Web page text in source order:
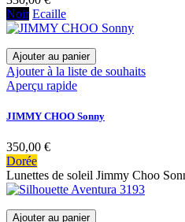
Noir Ecaille
Ajouter au panier
Ajouter à la liste de souhaits
Aperçu rapide
JIMMY CHOO Sonny
350,00 €
Dorée
Lunettes de soleil Jimmy Choo
Ajouter au panier